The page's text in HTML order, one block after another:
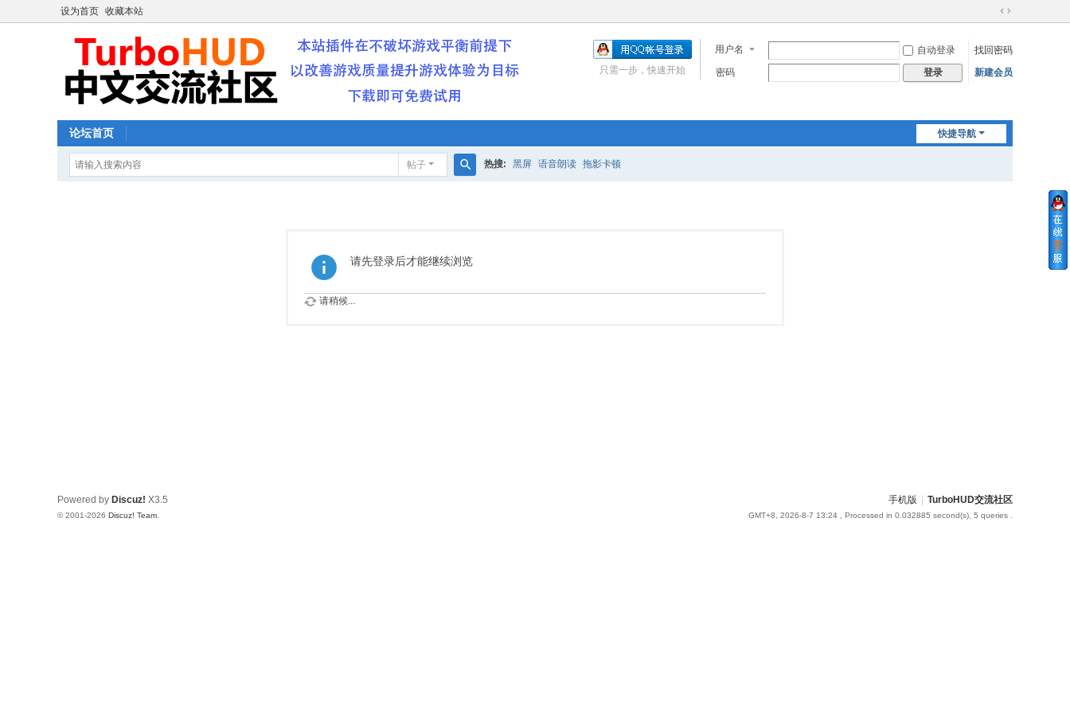
设为首页 收藏本站
切
到
宽
用户名 自动登录
找回密码
密码
登录 新建会员
只需一步，快速开始
快捷导航
论坛首页
帖子 热搜: 黑屏 语音朗读 拖影卡顿
请先登录后才能继续浏览
请稍候...
手机版 TurboHUD交流社区
GMT+8, 2026-8-7 13:24 , Processed in 0.032885 second(s), 5 queries .
Powered by Discuz! X3.5
© 2001-2026 Discuz! Team